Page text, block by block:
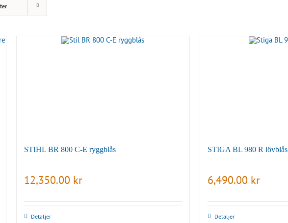
STIHL BR 800 C-E ryggblås
12,350.00 kr
Detaljer
STIGA BL 980 R lövblås
6,490.00 kr
Detaljer